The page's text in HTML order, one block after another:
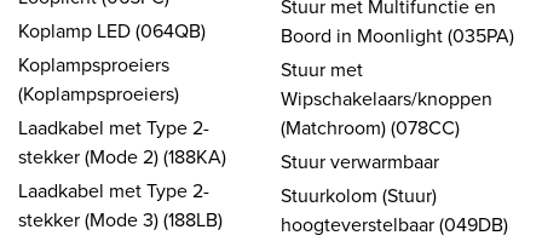
Koplamp LED (064QB)
Koplampsproeiers
(Koplampsproeiers)
Laadkabel met Type 2-
stekker (Mode 2) (188KA)
Laadkabel met Type 2-
stekker (Mode 3) (188LB)
Stuur met Multifunctie en
Boord in Moonlight (035PA)
Stuur met
Wipschakelaars/knoppen
(Matchroom) (078CC)
Stuur verwarmbaar
Stuurkolom (Stuur)
hoogteverstelbaar (049DB)